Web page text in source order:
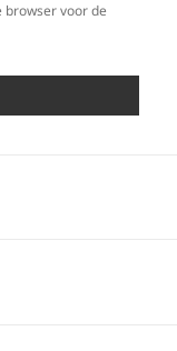
browser voor de